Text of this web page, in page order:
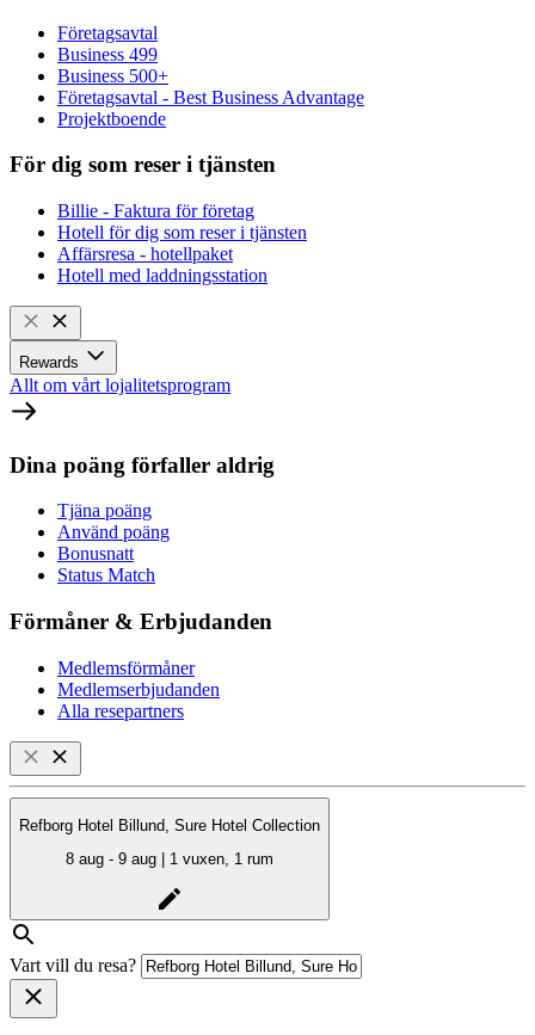
Företagsavtal
Business 499
Business 500+
Företagsavtal - Best Business Advantage
Projektboende
För dig som reser i tjänsten
Billie - Faktura för företag
Hotell för dig som reser i tjänsten
Affärsresa - hotellpaket
Hotell med laddningsstation
Rewards
Allt om vårt lojalitetsprogram
Dina poäng förfaller aldrig
Tjäna poäng
Använd poäng
Bonusnatt
Status Match
Förmåner & Erbjudanden
Medlemsförmåner
Medlemserbjudanden
Alla resepartners
Refborg Hotel Billund, Sure Hotel Collection
8 aug - 9 aug | 1 vuxen, 1 rum
Vart vill du resa?